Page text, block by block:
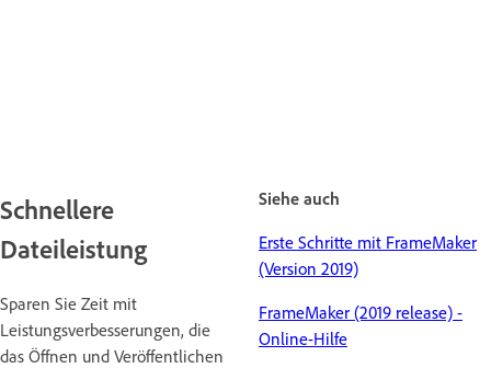
Schnellere
Dateileistung
Sparen Sie Zeit mit
Leistungsverbesserungen, die
das Öffnen und Veröffentlichen
Siehe auch
Erste Schritte mit FrameMaker
(Version 2019)
FrameMaker (2019 release) -
Online-Hilfe